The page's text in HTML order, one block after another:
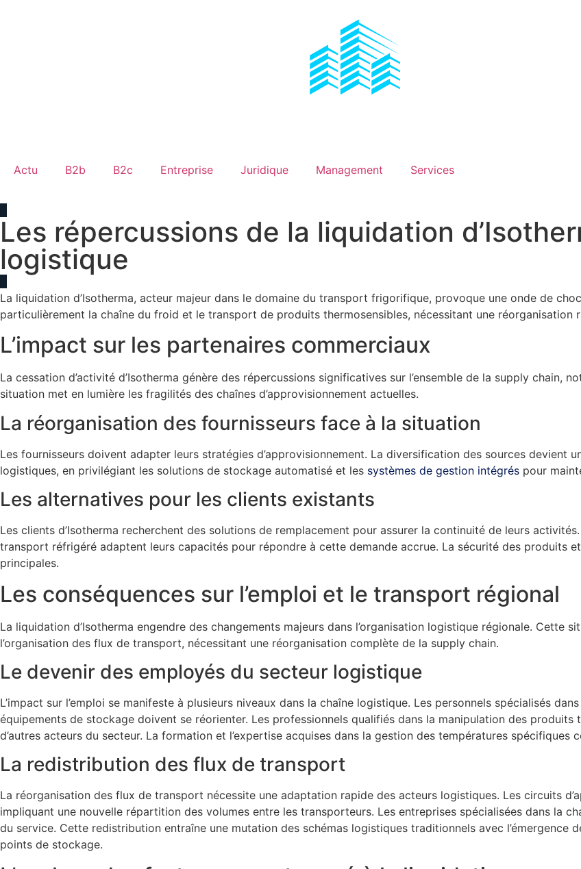
Actu B2b B2c Entreprise Juridique Management Services
Les répercussions de la liquidation
logistique
La liquidation d’Isotherma, acteur majeur dans le domaine du transport frigorifique, provoque une onde de
particulièrement la chaîne du froid et le transport de produits thermosensibles, nécessitant une réorganisation
L’impact sur les partenaires commerciaux
La cessation d’activité d’Isotherma génère des répercussions significatives sur l’ensemble de la supply chain,
situation met en lumière les fragilités des chaînes d’approvisionnement actuelles.
La réorganisation des fournisseurs face à la situation
Les fournisseurs doivent adapter leurs stratégies d’approvisionnement. La diversification des sources devient
logistiques, en privilégiant les solutions de stockage automatisé et les systèmes de gestion intégrés pour
Les alternatives pour les clients existants
Les clients d’Isotherma recherchent des solutions de remplacement pour assurer la continuité de leurs
transport réfrigéré adaptent leurs capacités pour répondre à cette demande accrue. La sécurité des produits
principales.
Les conséquences sur l’emploi et le transport régional
La liquidation d’Isotherma engendre des changements majeurs dans l’organisation logistique régionale. Cette
l’organisation des flux de transport, nécessitant une réorganisation complète de la supply chain.
Le devenir des employés du secteur logistique
L’impact sur l’emploi se manifeste à plusieurs niveaux dans la chaîne logistique. Les personnels spécialisés
équipements de stockage doivent se réorienter. Les professionnels qualifiés dans la manipulation des
d’autres acteurs du secteur. La formation et l’expertise acquises dans la gestion des températures
La redistribution des flux de transport
La réorganisation des flux de transport nécessite une adaptation rapide des acteurs logistiques. Les circuits
impliquant une nouvelle répartition des volumes entre les transporteurs. Les entreprises spécialisées dans la
du service. Cette redistribution entraîne une mutation des schémas logistiques traditionnels avec l’émergence
points de stockage.